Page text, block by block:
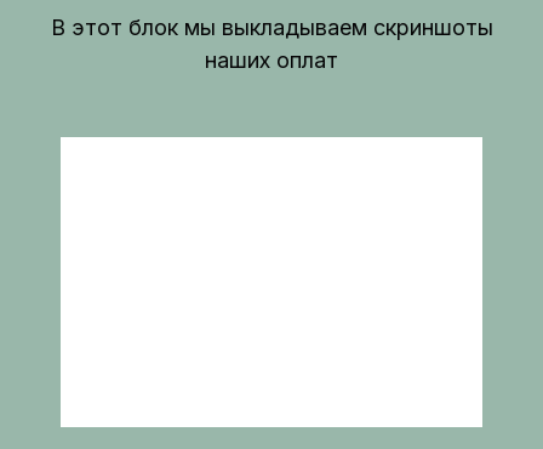
В этот блок мы выкладываем скриншоты
наших оплат